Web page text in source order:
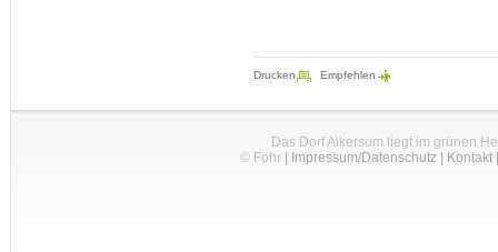
Drucken Empfehlen
Das Dorf Alkersum liegt im grünen
© Föhr| Impressum/Datenschutz| Kontakt